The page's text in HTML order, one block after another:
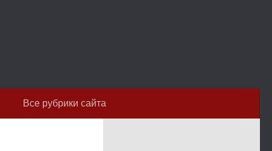
Все рубрики сайта